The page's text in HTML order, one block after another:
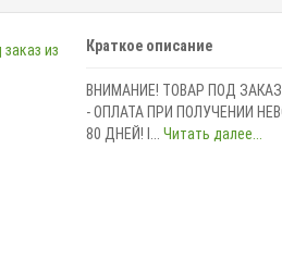
Краткое описание
ВНИМАНИЕ! ТОВАР ПОД
- ОПЛАТА ПРИ ПОЛУЧЕНИИ
80 ДНЕЙ! I... Читать далее...